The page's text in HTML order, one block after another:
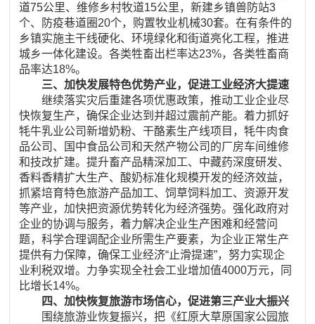
道75公里、维修乡村牧道15公里，新建乡镇兽防站3
个、防疫巷道圈20个，购置牧业机械30套。在有条件的
乡镇实施主干线硬化、环境绿化和街道亮化工程，推进
城乡一体化建设。各类牲畜出栏率达23%，各类牲畜商
品率达18%。
三、加快发展特色优势产业，促进工业经济大提速
继续落实灾后重建各项优惠政策，推动工业企业尽
快恢复生产，确保企业达到并超过震前产能。着力抓好
牦牛乳业公司新增奶粉、干酪素生产线项目，牦牛肉食
品公司、国中食品公司和天然产物公司的厂房车间维修
和技改扩建。提升畜产品精深加工、中藏药深度研发、
香料香精扩大生产、酸奶标准化规模开发的经济效益，
抓紧培育特色旅游产品加工、饲草饲料加工、资源开发
等产业，加快把资源优势转化为经济强势。强化政府对
企业的协调与服务，着力解决企业生产困难和经营问
题，科学合理调配企业所需生产要素，为企业正常生产
提供有力保障，确保工业经济“止滑提速”，努力实现企
业利税双增。力争实现全社会工业增加值4000万元，同
比增长14%。
四、加快恢复旅游市场信心，促进第三产业大振兴
围绕旅游业恢复振兴，把《红原大草原国家公园旅